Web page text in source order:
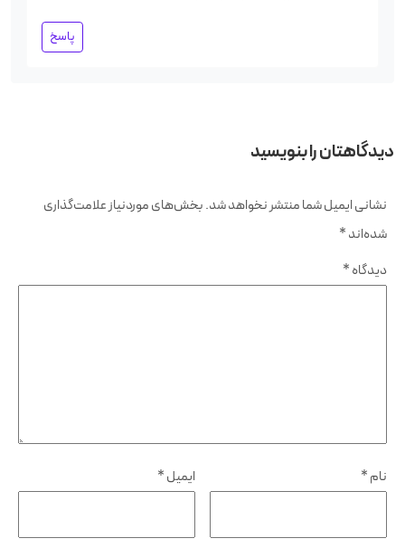
پاسخ
دیدگاهتان را بنویسید
نشانی ایمیل شما منتشر نخواهد شد.بخش‌های موردنیاز علامت‌گذاری
شده‌اند*
دیدگاه*
نام* ایمیل*